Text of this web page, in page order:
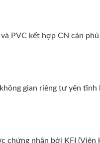
PVC kết hợp CN cán
gian riêng tư yên
chứng nhận bởi KFI